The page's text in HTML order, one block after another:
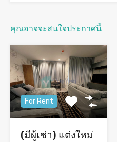
คุณอาจจะสนใจประกาศนี้
For Rent
(มีผู้เช่า) แต่งใหม่